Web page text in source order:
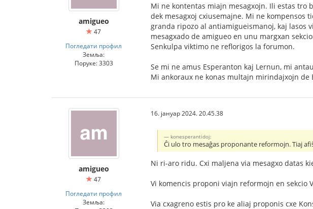
amigueo
47
Погледати профил
Земља:
Поруке: 3303
Mi ne kontentas miajn mesagxojn. Ili estas tro
dek mesagxoj cxiusemajne. Mi ne kompensos
granda ripozo al antiamigueismanoj, kaj lasos
mesagxado de amigueo en unu margxan
Senkulpa viktimo ne reflorigos la forumon.
Se mi ne amus Esperanton kaj Lernun, mi
Mi ankoraux ne konas multajn mirindajxojn
amigueo
47
Погледати профил
Земља:
16. јануар 2024. 20.45.38
konesperantidoj:
Ĉi ulo tro mesaĝas proponante reformojn. Tiaj
Ni ri-aro ridu. Cxi maljena via mesagxo datas
Vi komencis proponi viajn reformojn en sekcio
Via cxagreno estis pro ke aliaj proponis cxe